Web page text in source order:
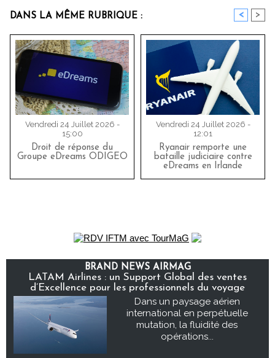
DANS LA MÊME RUBRIQUE : < >
Vendredi 24 Juillet 2026 -
15:00
Droit de réponse du
Groupe eDreams ODIGEO
Vendredi 24 Juillet 2026 -
12:01
Ryanair remporte une
bataille judiciaire contre
eDreams en Irlande
BRAND NEWS AIRMAG
LATAM Airlines : un Support Global des ventes
d’Excellence pour les professionnels du voyage
Dans un paysage aérien
international en perpétuelle
mutation, la fluidité des
opérations...